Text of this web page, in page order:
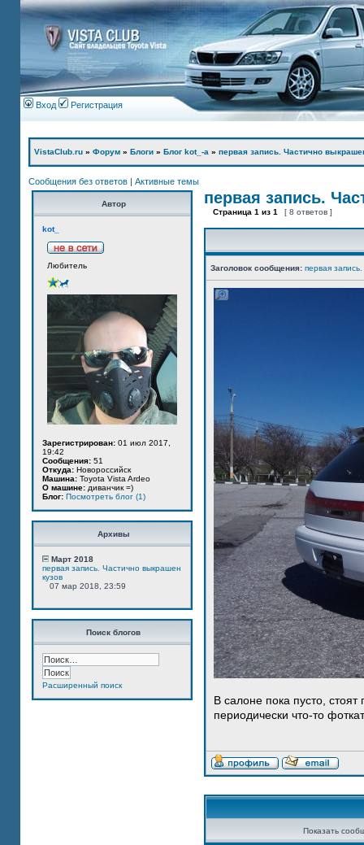
Вход Регистрация
VistaClub.ru » Форум » Блоги » Блог kot_-а » первая запись. Частично
Сообщения без ответов | Активные темы
Автор
kot_
Любитель
Зарегистрирован: 01 июл 2017,
19:42
Сообщения: 51
Откуда: Новороссийск
Машина: Toyota Vista Ardeo
О машине: диванчик =)
Блог: Посмотреть блог (1)
Архивы
Март 2018
первая запись. Частично выкрашен
кузов
07 мар 2018, 23:59
Поиск блогов
Расширенный поиск
первая запись.
Страница 1 из 1 [ 8 ответов ]
Заголовок сообщения: первая
В салоне пока пусто,
периодически что-то
Показать